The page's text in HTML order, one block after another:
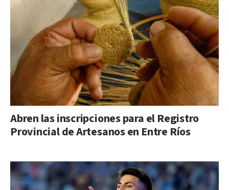
Abren las inscripciones para el Registro
Provincial de Artesanos en Entre Ríos